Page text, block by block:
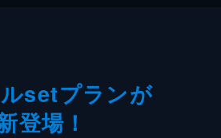
setプランが
登場！